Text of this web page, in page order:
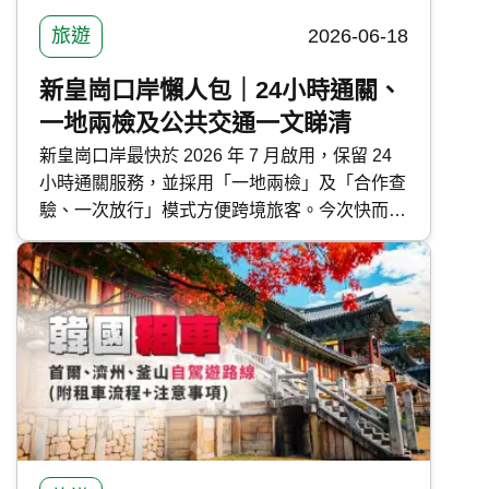
旅遊 2026-06-18
新皇崗口岸懶人包｜24小時通關、
一地兩檢及公共交通一文睇清
新皇崗口岸最快於 2026 年 7 月啟用，保留 24
小時通關服務，並採用「一地兩檢」及「合作查
驗、一次放行」模式方便跨境旅客。今次快而保
整合新皇崗口岸通關資訊、運作模式及公共交通
路線，一文了解深港通關最新消息。